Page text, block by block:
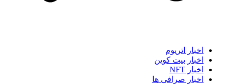
اخبار اتریوم
اخبار بیت کوین
اخبار NFT
اخبار صرافی ها